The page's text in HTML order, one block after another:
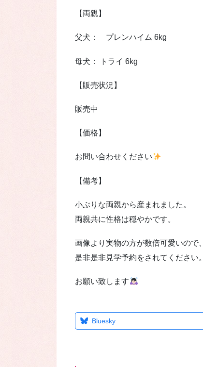
【両親】
父犬： プレンハイム 6kg
母犬： トライ 6kg
【販売状況】
販売中
【価格】
お問い合わせください
【備考】
小ぶりな両親から産まれました。
両親共に性格は穏やかです。
画像より実物の方が数倍可愛いので、
是非是非見学予約をされてください。
お願い致します
Bluesky